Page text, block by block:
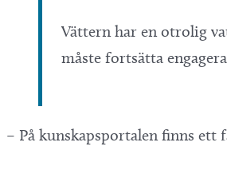
Vättern har en otrolig
måste fortsätta
– På kunskapsportalen finns